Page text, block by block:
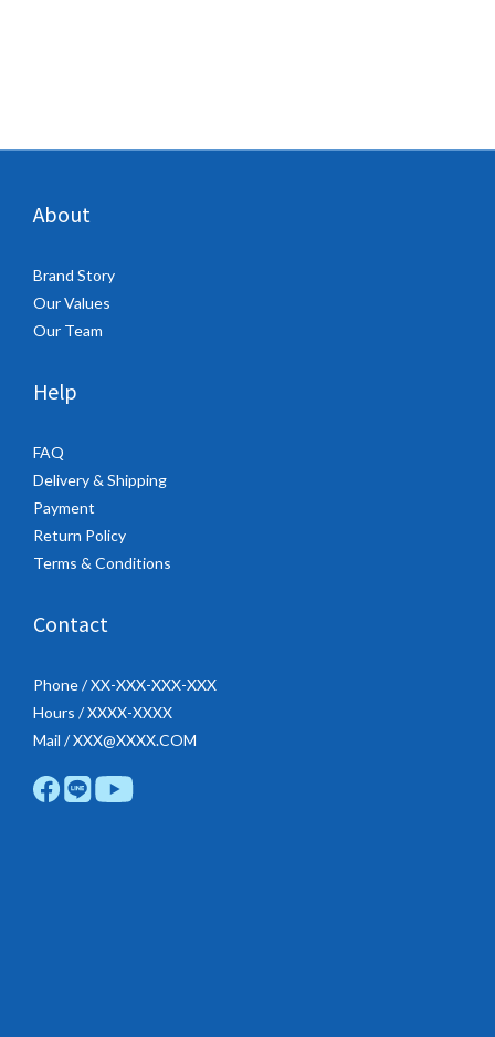
About
Brand Story
Our Values
Our Team
Help
FAQ
Delivery & Shipping
Payment
Return Policy
Terms & Conditions
Contact
Phone / XX-XXX-XXX-XXX
Hours / XXXX-XXXX
Mail / XXX@XXXX.COM